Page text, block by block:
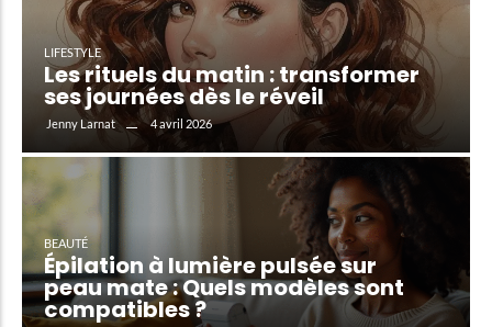
LIFESTYLE
Les rituels du matin : transformer
ses journées dès le réveil
Jenny Larnat 4 avril 2026
BEAUTÉ
Épilation à lumière pulsée sur
peau mate : Quels modèles sont
compatibles ?